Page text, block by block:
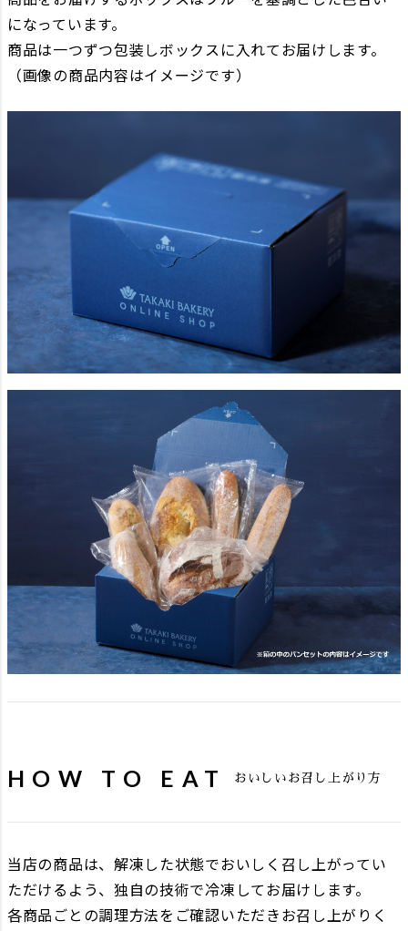
になっています。
商品は一つずつ包装しボックスに入れてお届けします。
（画像の商品内容はイメージです）
HOW TO EAT おいしいお召し上がり方
当店の商品は、解凍した状態でおいしく召し上がってい
ただけるよう、独自の技術で冷凍してお届けします。
各商品ごとの調理方法をご確認いただきお召し上がりく